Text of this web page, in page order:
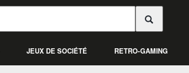
JEUX DE SOCIÉTÉ RETRO-GAMING